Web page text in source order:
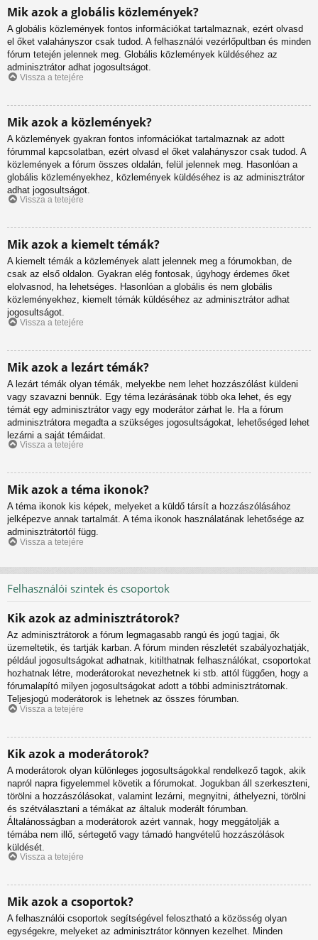
Mik azok a globális közlemények?
A globális közlemények fontos információkat tartalmaznak, ezért olvasd
el őket valahányszor csak tudod. A felhasználói vezérlőpultban és minden
fórum tetején jelennek meg. Globális közlemények küldéséhez az
adminisztrátor adhat jogosultságot.
Vissza a tetejére
Mik azok a közlemények?
A közlemények gyakran fontos információkat tartalmaznak az adott
fórummal kapcsolatban, ezért olvasd el őket valahányszor csak tudod. A
közlemények a fórum összes oldalán, felül jelennek meg. Hasonlóan a
globális közleményekhez, közlemények küldéséhez is az adminisztrátor
adhat jogosultságot.
Vissza a tetejére
Mik azok a kiemelt témák?
A kiemelt témák a közlemények alatt jelennek meg a fórumokban, de
csak az első oldalon. Gyakran elég fontosak, úgyhogy érdemes őket
elolvasnod, ha lehetséges. Hasonlóan a globális és nem globális
közleményekhez, kiemelt témák küldéséhez az adminisztrátor adhat
jogosultságot.
Vissza a tetejére
Mik azok a lezárt témák?
A lezárt témák olyan témák, melyekbe nem lehet hozzászólást küldeni
vagy szavazni bennük. Egy téma lezárásának több oka lehet, és egy
témát egy adminisztrátor vagy egy moderátor zárhat le. Ha a fórum
adminisztrátora megadta a szükséges jogosultságokat, lehetőséged lehet
lezárni a saját témáidat.
Vissza a tetejére
Mik azok a téma ikonok?
A téma ikonok kis képek, melyeket a küldő társít a hozzászólásához
jelképezve annak tartalmát. A téma ikonok használatának lehetősége az
adminisztrátortól függ.
Vissza a tetejére
Felhasználói szintek és csoportok
Kik azok az adminisztrátorok?
Az adminisztrátorok a fórum legmagasabb rangú és jogú tagjai, ők
üzemeltetik, és tartják karban. A fórum minden részletét szabályozhatják,
például jogosultságokat adhatnak, kitilthatnak felhasználókat, csoportokat
hozhatnak létre, moderátorokat nevezhetnek ki stb. attól függően, hogy a
fórumalapító milyen jogosultságokat adott a többi adminisztrátornak.
Teljesjogú moderátorok is lehetnek az összes fórumban.
Vissza a tetejére
Kik azok a moderátorok?
A moderátorok olyan különleges jogosultságokkal rendelkező tagok, akik
napról napra figyelemmel követik a fórumokat. Jogukban áll szerkeszteni,
törölni a hozzászólásokat, valamint lezárni, megnyitni, áthelyezni, törölni
és szétválasztani a témákat az általuk moderált fórumban.
Általánosságban a moderátorok azért vannak, hogy meggátolják a
témába nem illő, sértegető vagy támadó hangvételű hozzászólások
küldését.
Vissza a tetejére
Mik azok a csoportok?
A felhasználói csoportok segítségével felosztható a közösség olyan
egységekre, melyeket az adminisztrátor könnyen kezelhet. Minden